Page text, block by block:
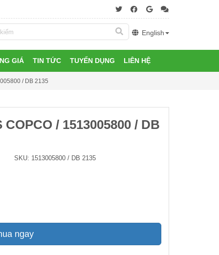
English
GIÁ TIN TỨC TUYỂN DỤNG LIÊN HỆ
/ DB 2135
/ 1513005800 / DB
SKU: 1513005800 / DB 2135
ngay